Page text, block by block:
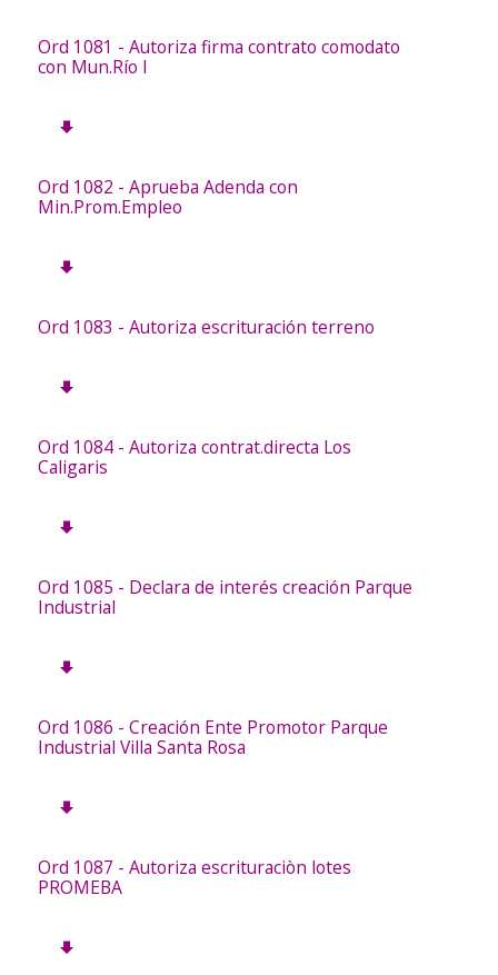
Ord 1081 - Autoriza firma contrato comodato
con Mun.Río I
Ord 1082 - Aprueba Adenda con
Min.Prom.Empleo
Ord 1083 - Autoriza escrituración terreno
Ord 1084 - Autoriza contrat.directa Los
Caligaris
Ord 1085 - Declara de interés creación Parque
Industrial
Ord 1086 - Creación Ente Promotor Parque
Industrial Villa Santa Rosa
Ord 1087 - Autoriza escrituraciòn lotes
PROMEBA